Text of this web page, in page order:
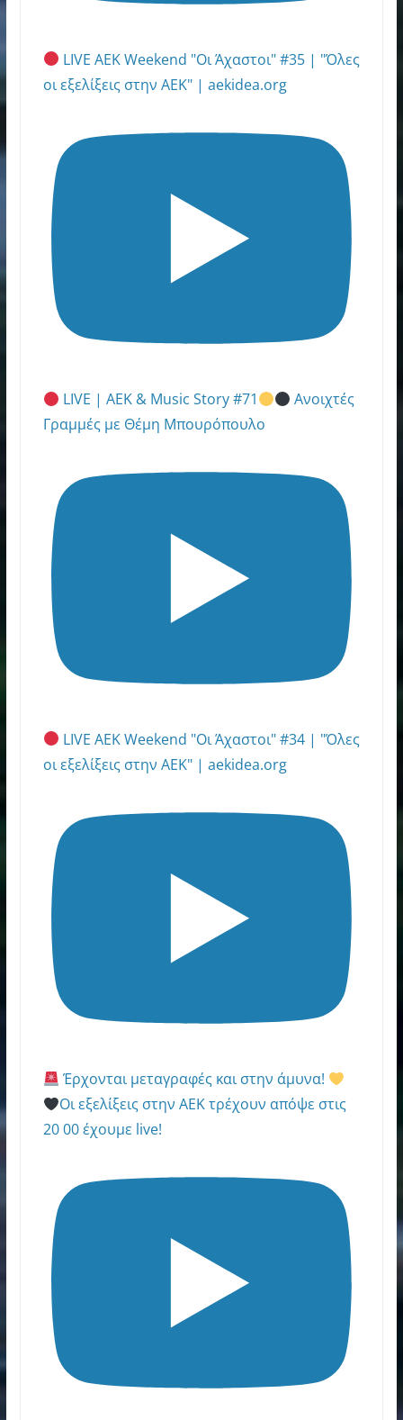
LIVE AEK Weekend "Οι Άχαστοι" #35 | "Όλες
οι εξελίξεις στην ΑΕΚ" | aekidea.org
LIVE | ΑΕΚ & Music Story #71
Ανοιχτές
Γραμμές με Θέμη Μπουρόπουλο
LIVE AEK Weekend "Οι Άχαστοι" #34 | "Όλες
οι εξελίξεις στην ΑΕΚ" | aekidea.org
Έρχονται μεταγραφές και στην άμυνα!
Οι εξελίξεις στην ΑΕΚ τρέχουν απόψε στις
20 00 έχουμε live!